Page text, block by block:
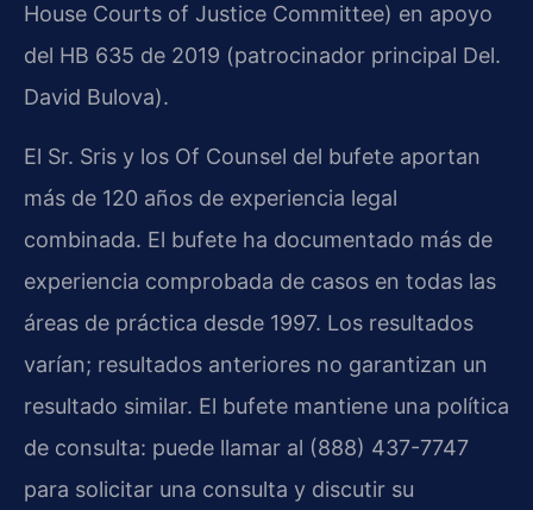
House Courts of Justice Committee) en apoyo
del HB 635 de 2019 (patrocinador principal Del.
David Bulova).
El Sr. Sris y los Of Counsel del bufete aportan
más de 120 años de experiencia legal
combinada. El bufete ha documentado más de
experiencia comprobada de casos en todas las
áreas de práctica desde 1997. Los resultados
varían; resultados anteriores no garantizan un
resultado similar. El bufete mantiene una política
de consulta: puede llamar al (888) 437-7747
para solicitar una consulta y discutir su